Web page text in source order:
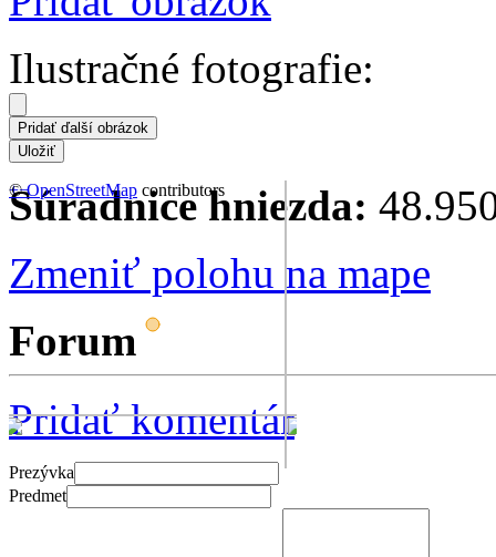
Ilustračné fotografie:
+−
©OpenStreetMap contributors
Súradnice hniezda:
Zmeniť polohu na mape
Forum
Pridať komentár
Prezývka
Predmet